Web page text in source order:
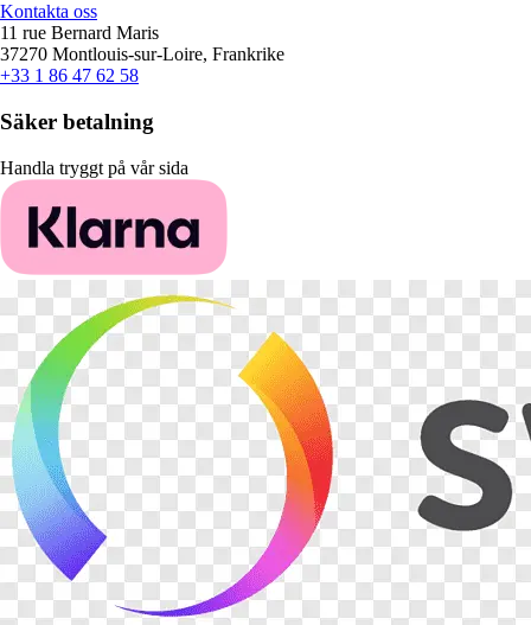
Kontakta oss
11 rue Bernard Maris
37270 Montlouis-sur-Loire, Frankrike
+33 1 86 47 62 58
Säker betalning
Handla tryggt på vår sida